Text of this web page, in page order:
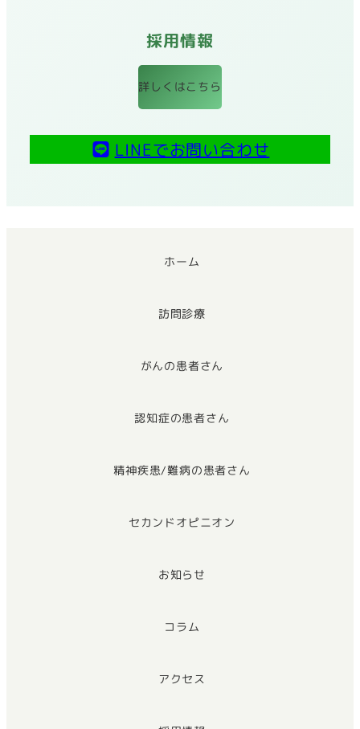
採用情報
詳しくはこちら
LINEでお問い合わせ
ホーム
訪問診療
がんの患者さん
認知症の患者さん
精神疾患/難病の患者さん
セカンドオピニオン
お知らせ
コラム
アクセス